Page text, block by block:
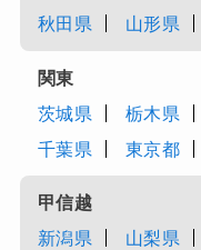
秋田県
山形県
関東
茨城県
栃木県
千葉県
東京都
甲信越
新潟県
山梨県